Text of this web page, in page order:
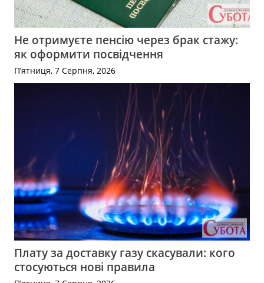
Не отримуєте пенсію через брак стажу:
як оформити посвідчення
П’ятниця, 7 Серпня, 2026
Плату за доставку газу скасували: кого
стосуються нові правила